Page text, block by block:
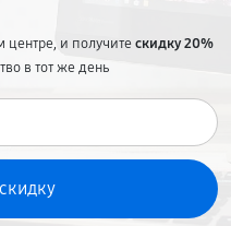
и получитескидку 20%
в тот же день